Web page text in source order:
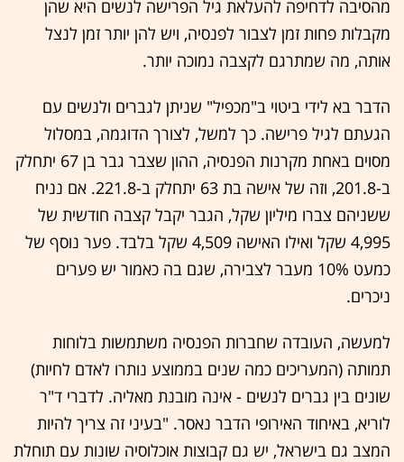
מהסיבה לדחיפה להעלאת גיל הפרישה לנשים היא שהן
מקבלות פחות זמן לצבור לפנסיה, ויש להן יותר זמן לנצל
אותה, מה שמתרגם לקצבה נמוכה יותר.
הדבר בא לידי ביטוי ב"מכפיל" שניתן לגברים ולנשים עם
הגעתם לגיל פרישה. כך למשל, לצורך הדוגמה, במסלול
מסוים באחת מקרנות הפנסיה, ההון שצבר גבר בן 67 יתחלק
ב-201.8, וזה של אישה בת 63 יתחלק ב-221.8. אם נניח
ששניהם צברו מיליון שקל, הגבר יקבל קצבה חודשית של
4,995 שקל ואילו האישה 4,509 שקל בלבד. פער נוסף של
כמעט 10% מעבר לצבירה, שגם בה כאמור יש פערים
ניכרים.
למעשה, העובדה שחברות הפנסיה משתמשות בלוחות
תמותה (המעריכים כמה שנים בממוצע נותרו לאדם לחיות)
שונים בין גברים לנשים - אינה מובנת מאליה. לדברי ד"ר
לוריא, באיחוד האירופי הדבר נאסר. "בעיני זה צריך להיות
המצב גם בישראל, יש גם קבוצות אוכלוסיה שונות עם תוחלת